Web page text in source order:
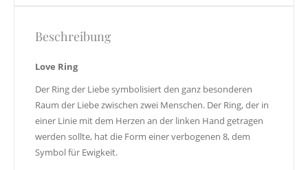
Beschreibung
Love Ring
Der Ring der Liebe symbolisiert den ganz besonderen
Raum der Liebe zwischen zwei Menschen. Der Ring, der in
einer Linie mit dem Herzen an der linken Hand getragen
werden sollte, hat die Form einer verbogenen 8, dem
Symbol für Ewigkeit.